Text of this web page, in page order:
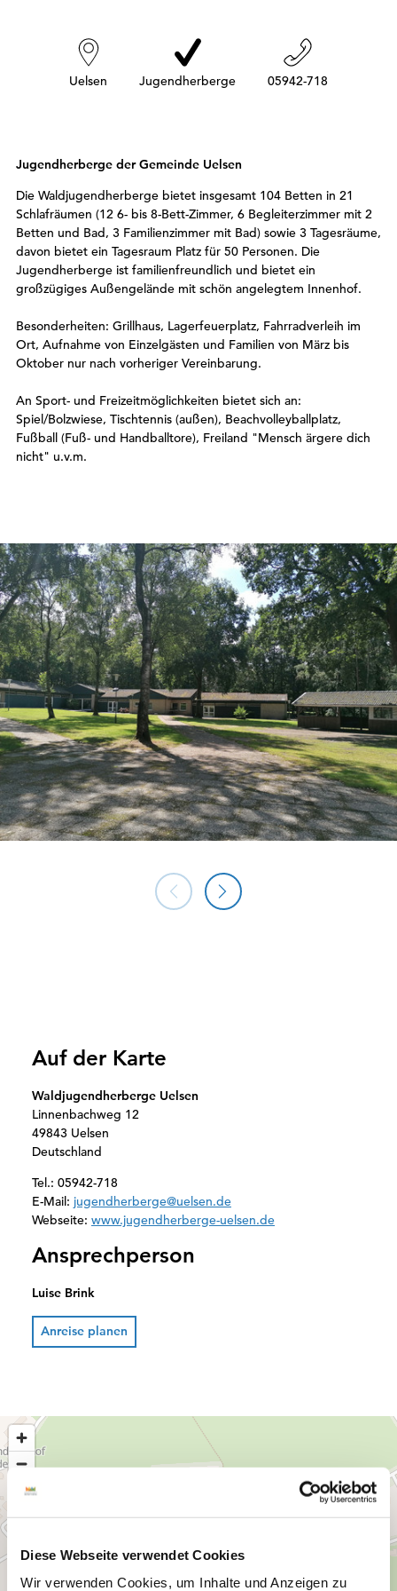
Diese Webseite verwendet Cookies
Wir verwenden Cookies, um Inhalte und Anzeigen zu
Uelsen Jugendherberge 05942-718
Jugendherberge der Gemeinde Uelsen
Die Waldjugendherberge bietet insgesamt 104 Betten in 21
Schlafräumen (12 6- bis 8-Bett-Zimmer, 6 Begleiterzimmer mit 2
Betten und Bad, 3 Familienzimmer mit Bad) sowie 3 Tagesräume,
davon bietet ein Tagesraum Platz für 50 Personen. Die
Jugendherberge ist familienfreundlich und bietet ein
großzügiges Außengelände mit schön angelegtem Innenhof.
Besonderheiten: Grillhaus, Lagerfeuerplatz, Fahrradverleih im
Ort, Aufnahme von Einzelgästen und Familien von März bis
Oktober nur nach vorheriger Vereinbarung.
An Sport- und Freizeitmöglichkeiten bietet sich an:
Spiel/Bolzwiese, Tischtennis (außen), Beachvolleyballplatz,
Fußball (Fuß- und Handballtore), Freiland "Mensch ärgere dich
nicht" u.v.m.
Auf der Karte
Waldjugendherberge Uelsen
Linnenbachweg 12
49843 Uelsen
Deutschland
Tel.: 05942-718
E-Mail: jugendherberge@uelsen.de
Webseite: www.jugendherberge-uelsen.de
Ansprechperson
Luise Brink
Anreise planen